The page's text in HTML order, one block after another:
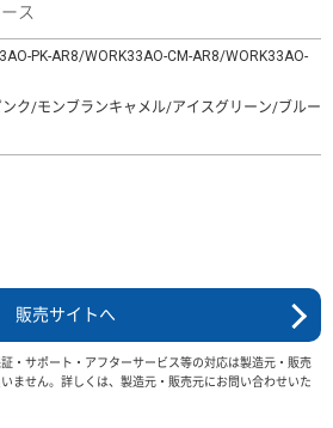
ス
PK-AR8/WORK33AO-CM-AR8/WORK33AO-
ク/モンブランキャメル/アイスグリーン/ブルー
販売サイトへ
・サポート・アフターサービス等の対応は製造元・販売
ません。詳しくは、製造元・販売元にお問い合わせいた